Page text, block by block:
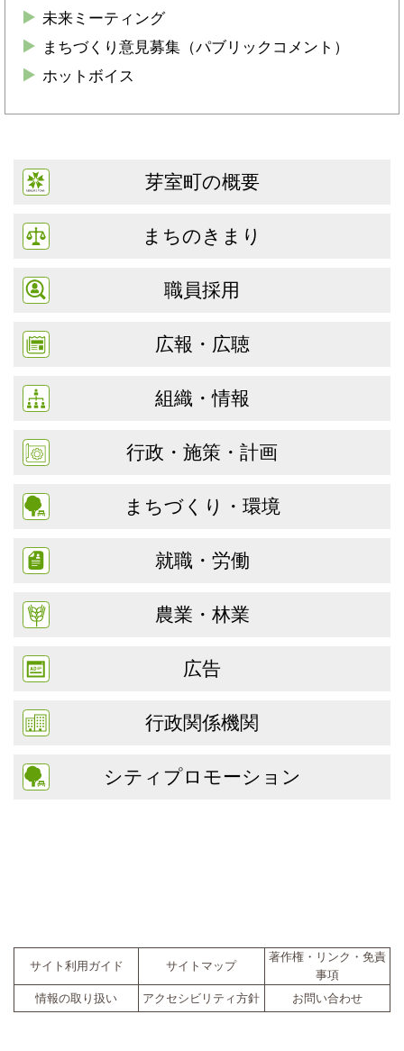
未来ミーティング
まちづくり意見募集（パブリックコメント）
ホットボイス
芽室町の概要
まちのきまり
職員採用
広報・広聴
組織・情報
行政・施策・計画
まちづくり・環境
就職・労働
農業・林業
広告
行政関係機関
シティプロモーション
サイト利用ガイド サイトマップ
著作権・リンク・免責
事項
情報の取り扱い
アクセシビリティ方針 お問い合わせ